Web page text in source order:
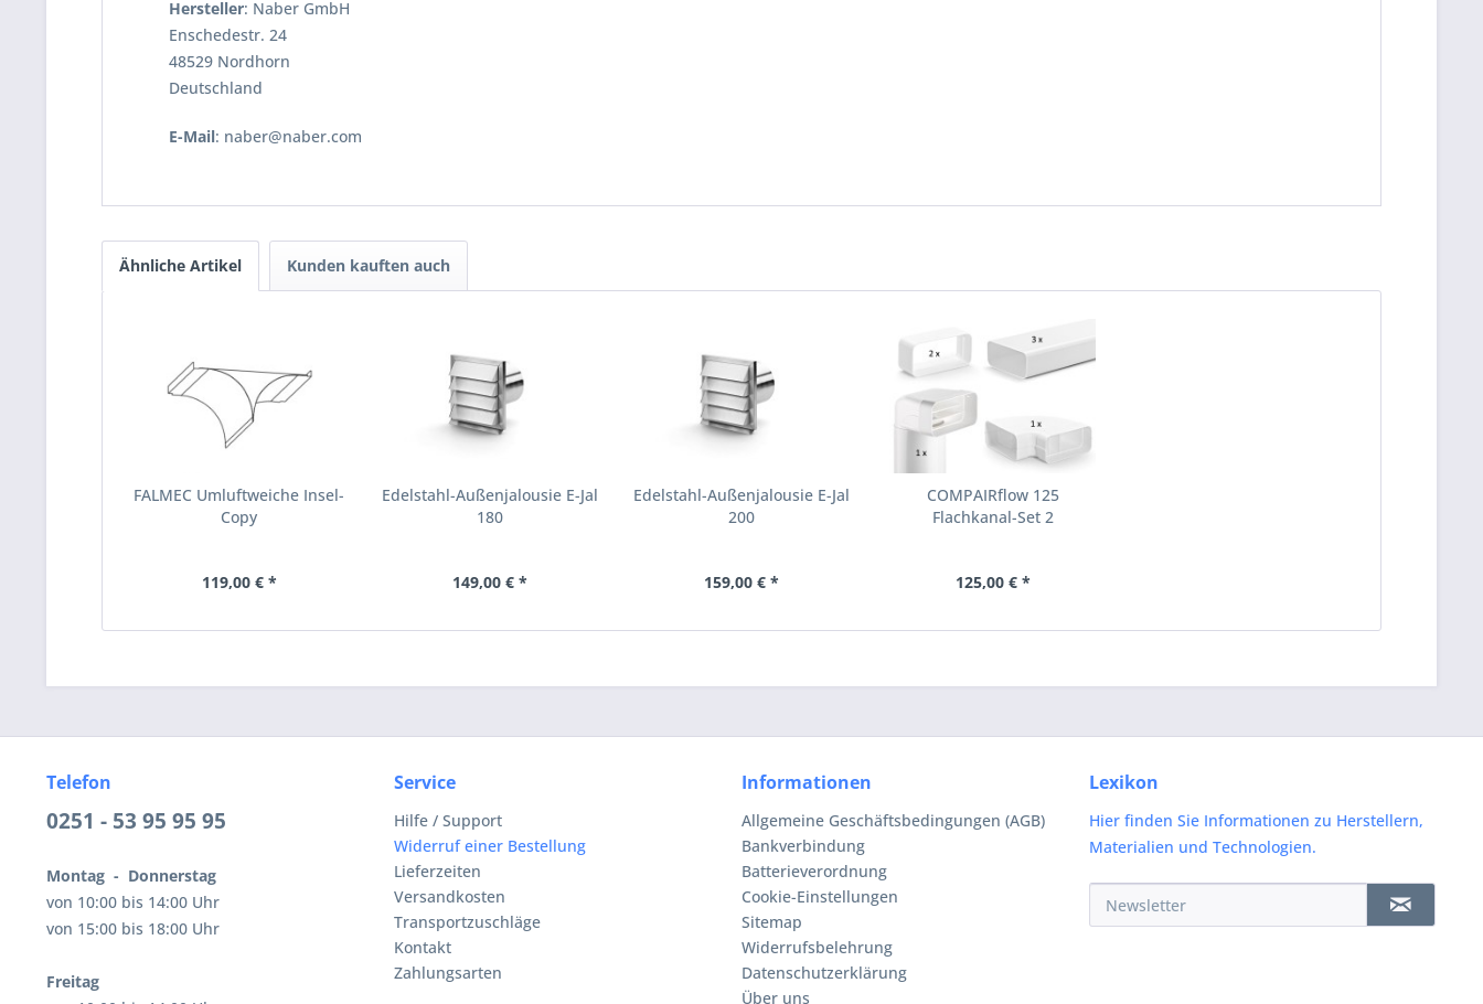
Hersteller: Naber GmbH
Enschedestr. 24
48529 Nordhorn
Deutschland
E-Mail: naber@naber.com
Ähnliche Artikel Kunden kauften auch
FALMEC Umluftweiche Insel-
Copy
119,00 € *
Edelstahl-Außenjalousie E-Jal
180
149,00 € *
Edelstahl-Außenjalousie E-Jal
200
159,00 € *
COMPAIRflow 125
Flachkanal-Set 2
125,00 € *
Telefon
0251 - 53 95 95 95
Montag - Donnerstag
von 10:00 bis 14:00 Uhr
von 15:00 bis 18:00 Uhr
Freitag
Service
Hilfe / Support
Widerruf einer Bestellung
Lieferzeiten
Versandkosten
Transportzuschläge
Kontakt
Zahlungsarten
Informationen
Allgemeine Geschäftsbedingungen (AGB)
Bankverbindung
Batterieverordnung
Cookie-Einstellungen
Sitemap
Widerrufsbelehrung
Datenschutzerklärung
Über uns
Lexikon
Hier finden Sie Informationen zu Herstellern,
Materialien und Technologien.